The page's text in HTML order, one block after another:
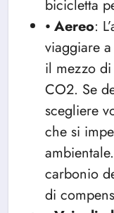
bicicletta
⦁ Aereo:
viaggiare
il mezzo
CO2. Se
scegliere
che si
carbonio
di